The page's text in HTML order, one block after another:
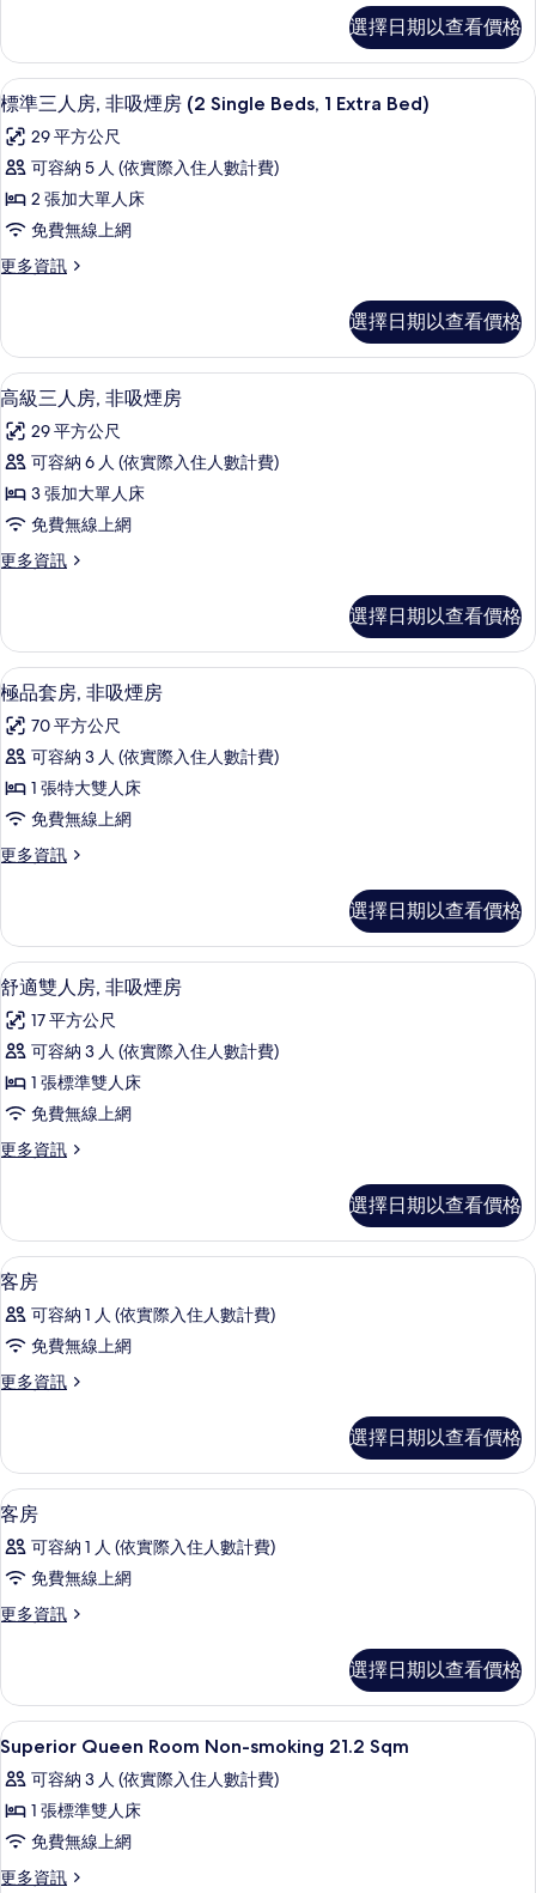
吸
煙
房
的
所
有
相
片
雙
床
房,
吸
煙
的
詳
選擇日期以查看價格
顯
示
標
準
三
房,
吸
煙
房
(2
Single
Beds,
1
Bed)
所
有
相
片
標準三人房, 非吸煙房 (2 Single
8
標準三人房, 非吸煙房 (2 Single Beds, 1 Extra Bed)
29 平方公尺
可容納 5 人 (依實際入住人數計費)
2 張加大單人床
免費無線上網
更多資訊
更
三
人
房,
吸
煙
(2
Single
1
詳
情
選擇日期以查看價格
顯
示
高
級
三
房,
吸
煙
房
的
所
有
相
片
高級三人房, 非吸煙房 | 客房內保險箱
7
高級三人房, 非吸煙房
29 平方公尺
可容納 6 人 (依實際入住人數計費)
3 張加大單人床
免費無線上網
更多資訊
更
三
人
房,
吸
煙
的
詳
選擇日期以查看價格
顯
示
極
品
套
非
煙
房
的
所
有
相
片
極品套房, 非吸煙房 | 客房內保險箱、
8
極品套房, 非吸煙房
70 平方公尺
可容納 3 人 (依實際入住人數計費)
1 張特大雙人床
免費無線上網
更多資訊
更
套
房,
非
煙
房
詳
情
選擇日期以查看價格
顯
示
舒
適
雙
房,
吸
煙
房
的
所
有
客房內保險箱、書桌、遮光布/窗簾、
8
舒適雙人房, 非吸煙房
17 平方公尺
可容納 3 人 (依實際入住人數計費)
1 張標準雙人床
免費無線上網
更多資訊
更
雙
人
房,
吸
煙
的
選擇日期以查看價格
顯
示
客
的
有
相
片
客房內保險箱、書桌、遮光布/窗簾、
1
客房
可容納 1 人 (依實際入住人數計費)
免費無線上網
更多資訊
更
的
詳
情
選擇日期以查看價格
顯
示
客
的
有
相
片
客房內保險箱、書桌、遮光布/窗簾、
1
客房
可容納 1 人 (依實際入住人數計費)
免費無線上網
更多資訊
更
的
詳
情
選擇日期以查看價格
顯
示
Superior
Queen
Room
Non-
客房內保險箱、書桌、遮光布/窗簾、
1
Superior Queen Room Non-smoking 21.2 Sqm
可容納 3 人 (依實際入住人數計費)
1 張標準雙人床
免費無線上網
更多資訊
更